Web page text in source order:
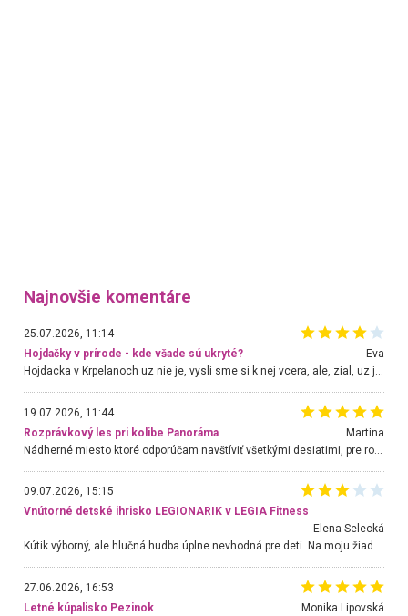
Najnovšie komentáre
25.07.2026, 11:14
Hojdačky v prírode - kde všade sú ukryté?
Eva
Hojdacka v Krpelanoch uz nie je, vysli sme si k nej vcera, ale, zial, uz je znicena. Ak sem planujete cestu len kvoli hojdacke, mozete si ju usetrit. Krasny vyhlad je tu vsak aj bez hojdacky :-)
19.07.2026, 11:44
Rozprávkový les pri kolibe Panoráma
Martina
Nádherné miesto ktoré odporúčam navštíviť všetkými desiatimi, pre rodiny s deťmi, dôchodcom... Proste a jednoducho ozaj rozprávkový les.. určite ešte prídeme. Odniesli sme si na pamiatku krásne tričká,
09.07.2026, 15:15
Vnútorné detské ihrisko LEGIONARIK v LEGIA Fitness
Elena Selecká
Kútik výborný, ale hlučná hudba úplne nevhodná pre deti. Na moju žiadosť o aspoň sušenie nereagovali.
27.06.2026, 16:53
Letné kúpalisko Pezinok
. Monika Lipovská